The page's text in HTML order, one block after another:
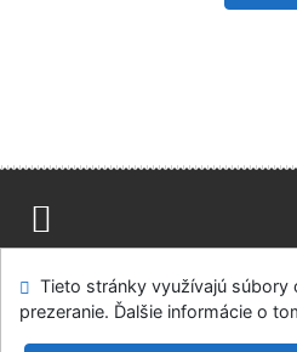
Modul OpenSearch
Napíšte
Tieto stránky využívajú súbory
prezeranie. Ďalšie informácie o